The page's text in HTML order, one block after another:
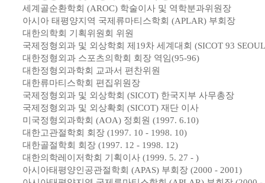
세계골순환학회 (AROC) 학술이사 및 역학분과위원장
아시아 태평양지역 국제류마티스학회 (APLAR) 부회장
대한의학회 기획위원회 위원
국제정형외과 및 외상학회 제19차 세계대회 (SICOT 93
대한정형외과 스포츠의학회 회장 역임(95-96)
대한정형외과학회 교과서 편찬위원
대한류마티스학회 편집위원장
국제정형외과 및 외상학회 (SICOT) 한국지부 사무총장
국제정형외과 및 외상확회 (SICOT) 재단 이사
미국정형외과학회 (AOA) 정회원 (1997. 6.10)
대한고관절학회 회장 (1997. 10 - 1998. 10)
대한골절학회 회장 (1997. 12 - 1998. 12)
대한의학레이저학회 기획이사 (1999. 5. 27 - )
아시아태평양인공관절학회 (APAS) 부회장 (2000 - 2001)